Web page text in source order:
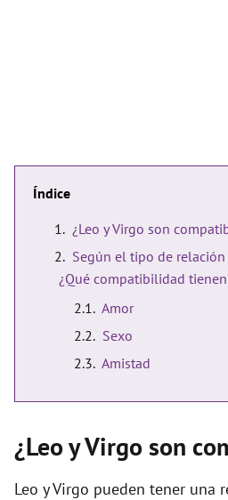
Índice
¿Leo y Virgo son
Según el tipo de relación
¿Qué compatibilidad
Amor
Sexo
Amistad
¿Leo y Virgo son
Leo y Virgo pueden tener una